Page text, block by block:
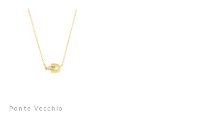
Ponte Vecchio